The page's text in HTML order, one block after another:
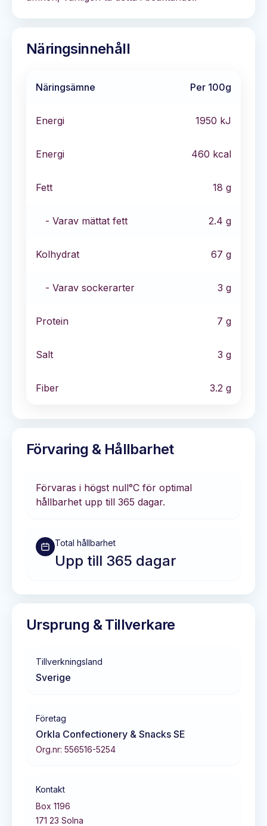
Näringsinnehåll
Näringsämne Per 100g
Energi 1950 kJ
Energi 460 kcal
Fett 18 g
- Varav mättat fett 2.4 g
Kolhydrat 67 g
- Varav sockerarter 3 g
Protein 7 g
Salt 3 g
Fiber 3.2 g
Förvaring & Hållbarhet
Förvaras i högst null°C för optimal
hållbarhet upp till 365 dagar.
Total hållbarhet
Upp till 365 dagar
Ursprung & Tillverkare
Tillverkningsland
Sverige
Företag
Orkla Confectionery & Snacks SE
Org.nr: 556516-5254
Kontakt
Box 1196
171 23 Solna